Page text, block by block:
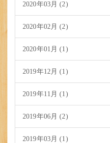
2020年03月 (2)
2020年02月 (2)
2020年01月 (1)
2019年12月 (1)
2019年11月 (1)
2019年06月 (2)
2019年03月 (1)